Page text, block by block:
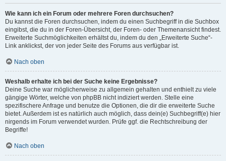
Wie kann ich ein Forum oder mehrere Foren durchsuchen?
Du kannst die Foren durchsuchen, indem du einen Suchbegriff in die Suchbox
eingibst, die du in der Foren-Übersicht, der Foren- oder Themenansicht findest.
Erweiterte Suchmöglichkeiten erhältst du, indem du den „Erweiterte Suche“-
Link anklickst, der von jeder Seite des Forums aus verfügbar ist.
Nach oben
Weshalb erhalte ich bei der Suche keine Ergebnisse?
Deine Suche war möglicherweise zu allgemein gehalten und enthielt zu viele
gängige Wörter, welche von phpBB nicht indiziert werden. Stelle eine
spezifischere Anfrage und benutze die Optionen, die dir die erweiterte Suche
bietet. Außerdem ist es natürlich auch möglich, dass dein(e) Suchbegriff(e) hier
nirgends im Forum verwendet wurden. Prüfe ggf. die Rechtschreibung der
Begriffe!
Nach oben